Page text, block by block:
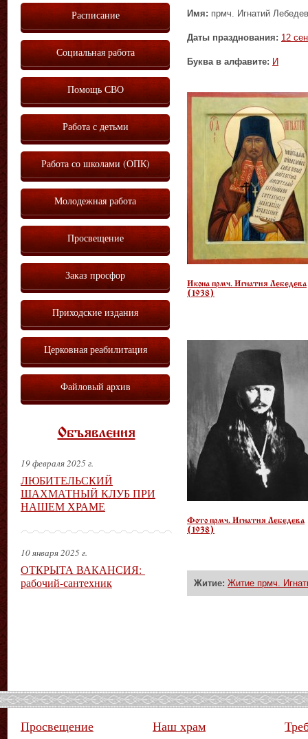
Имя: прмч. Игнатий
Даты празднования: 12
Буква в алфавите: И
Икона прмч. Игнатия Лебедева
(1938)
Фото прмч. Игнатия Лебедева
(1938)
Житие: Житие прмч.
Расписание
Социальная работа
Помощь СВО
Работа с детьми
Работа со школами (ОПК)
Молодежная работа
Просвещение
Заказ просфор
Приходские издания
Церковная реабилитация
Файловый архив
Объявления
19 февраля 2025 г.
ЛЮБИТЕЛЬСКИЙ
ШАХМАТНЫЙ КЛУБ ПРИ
НАШЕМ ХРАМЕ
10 января 2025 г.
ОТКРЫТА ВАКАНСИЯ:
рабочий-сантехник
Просвещение Наш храм